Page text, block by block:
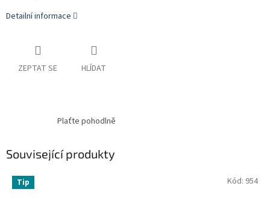
Detailní informace
ZEPTAT SE HLÍDAT
Plaťte pohodlně
Související produkty
Tip Kód: 954